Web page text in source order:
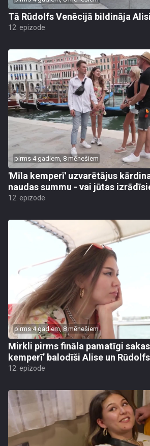
Tā Rūdolfs Venēcijā bildināja
12. epizode
pirms 4 gadiem, 8 mēnešiem
'Mīla kemperī' uzvarētājus
naudas summu - vai jūtas
12. epizode
pirms 4 gadiem, 8 mēnešiem
Mirkli pirms fināla pamatīgi
kemperī’ balodīši Alise un Rūdolfs
12. epizode